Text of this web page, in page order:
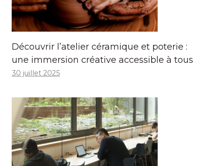
Découvrir l’atelier céramique et poterie :
une immersion créative accessible à tous
30 juillet 2025